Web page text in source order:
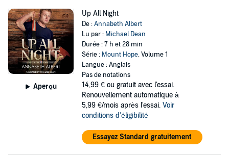
Aperçu
Up All Night
De :Annabeth Albert
Lu par : Michael Dean
Durée : 7 h et 28 min
Série : Mount Hope, Volume 1
Langue : Anglais
Pas de notations
14,99 € ou gratuit avec l'essai.
Renouvellement automatique à
5,99 €/mois après l'essai. Voir
conditions d'éligibilité
Essayez Standard gratuitement